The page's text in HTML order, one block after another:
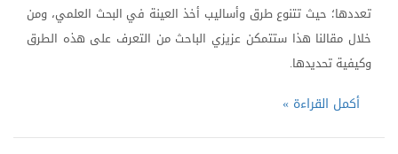
تعددها؛ حيث تتنوع طرق وأساليب أخذ العينة في البحث العلمي، ومن
خلال مقالنا هذا ستتمكن عزيزي الباحث من التعرف على هذه الطرق
وكيفية تحديدها.
أكمل القراءة »